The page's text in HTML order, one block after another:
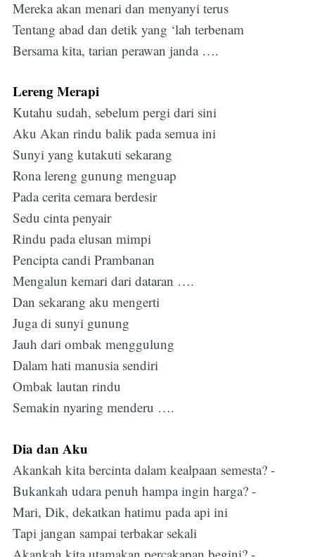
Mereka akan menari dan menyanyi terus
Tentang abad dan detik yang ‘lah terbenam
Bersama kita, tarian perawan janda ….
Lereng Merapi
Kutahu sudah, sebelum pergi dari sini
Aku Akan rindu balik pada semua ini
Sunyi yang kutakuti sekarang
Rona lereng gunung menguap
Pada cerita cemara berdesir
Sedu cinta penyair
Rindu pada elusan mimpi
Pencipta candi Prambanan
Mengalun kemari dari dataran ….
Dan sekarang aku mengerti
Juga di sunyi gunung
Jauh dari ombak menggulung
Dalam hati manusia sendiri
Ombak lautan rindu
Semakin nyaring menderu ….
Dia dan Aku
Akankah kita bercinta dalam kealpaan semesta? -
Bukankah udara penuh hampa ingin harga? -
Mari, Dik, dekatkan hatimu pada api ini
Tapi jangan sampai terbakar sekali